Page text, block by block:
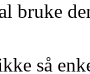
bruke
så